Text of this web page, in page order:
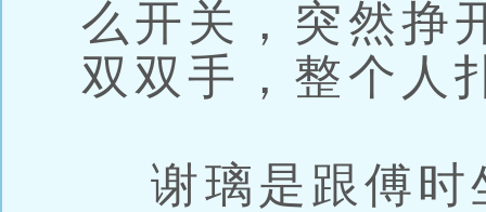
么开关，突然挣
双双手，整个人
谢璃是跟傅时